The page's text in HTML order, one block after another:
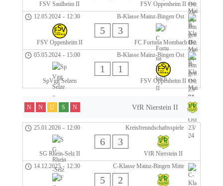
FSV Saulheim II
FSV Oppenheim II
B-Klasse Mainz-Bingen Ost
12.05.2024 - 12:30
FSV Oppenheim II
5 3
FC Fortuna Mombach II
B-Klasse Mainz-Bingen Ost
05.05.2024 - 15:00
SpVgg Selzen
1 1
FSV Oppenheim II
VfR Nierstein II
N N U S N
Kreisfreundschaftsspiele
25.01.2026 - 12:00
SG ​Rhein-Selz II
6 3
VfR Nierstein II
C-Klasse Mainz-Bingen Mitte
14.12.2025 - 12:30
5 2